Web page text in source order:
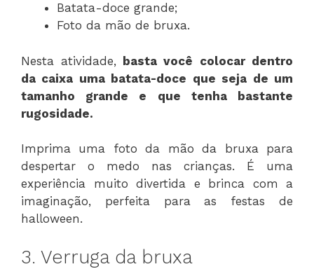
Batata-doce grande;
Foto da mão de bruxa.
Nesta atividade, basta você colocar dentro
da caixa uma batata-doce que seja de um
tamanho grande e que tenha bastante
rugosidade.
Imprima uma foto da mão da bruxa para
despertar o medo nas crianças. É uma
experiência muito divertida e brinca com a
imaginação, perfeita para as festas de
halloween.
3. Verruga da bruxa